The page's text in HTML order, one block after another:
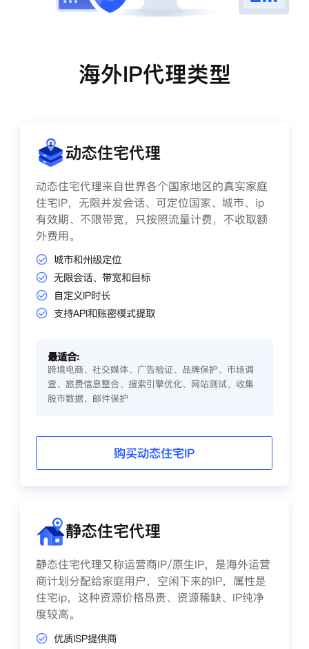
海外IP代理类型
动态住宅代理
动态住宅代理来自世界各个国家地区的真实家庭
住宅IP，无限并发会话、可定位国家、城市、ip
有效期、不限带宽，只按照流量计费，不收取额
外费用。
城市和州级定位
无限会话、带宽和目标
自定义IP时长
支持API和账密模式提取
最适合:
跨境电商、社交媒体、广告验证、品牌保护、市场调
查、旅费信息整合、搜索引擎优化、网站测试、收集
股市数据、邮件保护
购买动态住宅IP
静态住宅代理
静态住宅代理又称运营商IP/原生IP，是海外运营
商计划分配给家庭用户，空闲下来的IP，属性是
住宅ip，这种资源价格昂贵、资源稀缺、IP纯净
度较高。
优质ISP提供商